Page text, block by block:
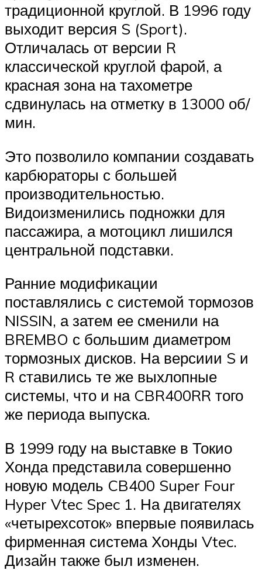
традиционной круглой. В 1996 году
выходит версия S (Sport).
Отличалась от версии R
классической круглой фарой, а
красная зона на тахометре
сдвинулась на отметку в 13000 об/
мин.
Это позволило компании создавать
карбюраторы с большей
производительностью.
Видоизменились подножки для
пассажира, а мотоцикл лишился
центральной подставки.
Ранние модификации
поставлялись с системой тормозов
NISSIN, а затем ее сменили на
BREMBO с большим диаметром
тормозных дисков. На версиии S и
R ставились те же выхлопные
системы, что и на CBR400RR того
же периода выпуска.
В 1999 году на выставке в Токио
Хонда представила совершенно
новую модель CB400 Super Four
Hyper Vtec Spec 1. На двигателях
«четырехсоток» впервые появилась
фирменная система Хонды Vtec.
Дизайн также был изменен.